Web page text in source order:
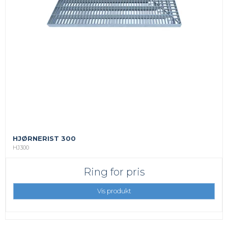
HJØRNERIST 300
HJ300
Ring for pris
Vis produkt